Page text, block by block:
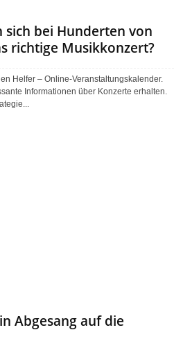
sich bei Hunderten von
richtige Musikkonzert?
Helfer – Online-Veranstaltungskalender.
Informationen über Konzerte erhalten.
Abgesang auf die